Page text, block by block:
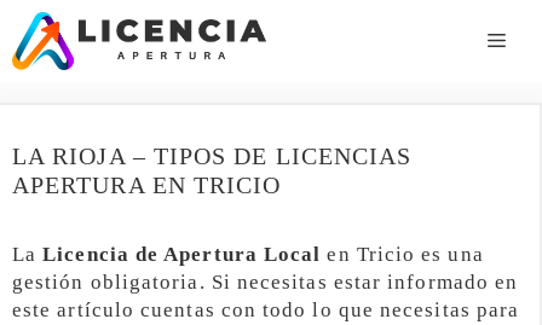
Saltar
contenido
LA RIOJA – TIPOS DE LICENCIAS
APERTURA EN TRICIO
LaLicencia de Apertura Local en Tricio es una
gestión obligatoria. Si necesitas estar informado en
este artículo cuentas con todo lo que necesitas para